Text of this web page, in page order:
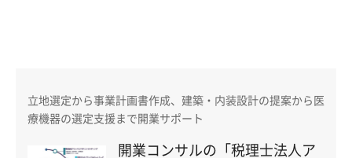
立地選定から事業計画書作成、建築・内装設計の提案から医
療機器の選定支援まで開業サポート
開業コンサルの「税理士法人ア